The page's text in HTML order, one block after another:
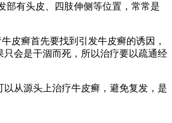
部有头皮、四肢伸侧等位置，常常是
皮癣首先要找到引发牛皮癣的诱因，
会是干涸而死，所以治疗要以疏通经
从源头上治疗牛皮癣，避免复发，是